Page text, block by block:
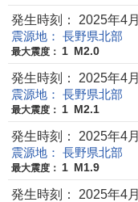
発生時刻： 2025年4
震源地： 長野県北部
最大震度： 1 M2.0
発生時刻： 2025年4
震源地： 長野県北部
最大震度： 1 M2.1
発生時刻： 2025年4
震源地： 長野県北部
最大震度： 1 M1.9
発生時刻： 2025年4